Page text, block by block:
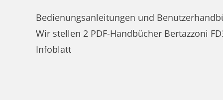
Bedienungsanleitungen und
Wir stellen 2 PDF-Handbücher Bertazzoni
Infoblatt